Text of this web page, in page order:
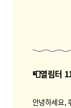
📮열림터
안녕하세요,